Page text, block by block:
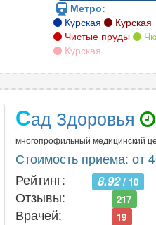
Метро:
Курская
Курская
Чистые пруды
Курская
Сад Здоровья
многопрофильный медицинский
Стоимость приема: от
Рейтинг:
8.92/ 10
Отзывы: 217
Врачей: 19